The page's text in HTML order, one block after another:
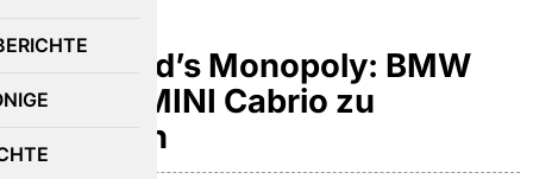
McDonald’s Monopoly: BMW
3er und MINI Cabrio zu
gewinnen